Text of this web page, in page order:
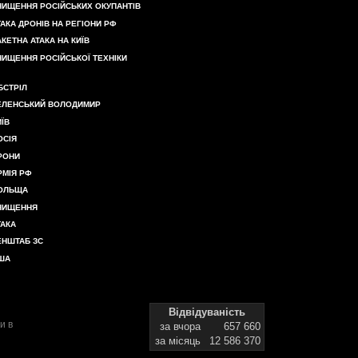
РОСІЙСЬКИХ ОКУПАНТІВ
ДРОНІВ НА РЕГІОНИ РФ
АТАКА НА КИЇВ
РОСІЙСЬКОЇ ТЕХНІКИ
ВОЛОДИМИР
РФ
ЗС
в
Відвідуваність
за вчора
657 660
за місяць
12 586 370